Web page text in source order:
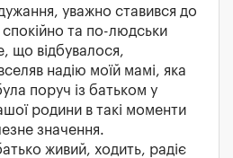
уважно ставився до
спокійно та по-людськи
що відбувалося,
надію моїй мамі, яка
поруч із батьком у
родини в такі моменти
значення.
живий, ходить, радіє